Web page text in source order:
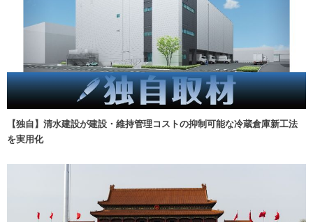
【独自】清水建設が建設・維持管理コストの抑制可能な冷蔵倉庫新工法
を実用化